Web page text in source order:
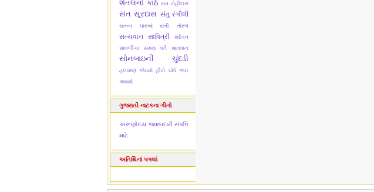
શેતલનો કાંઠે સંત રોહીદાસ
સંત સૂરદાસ સંતુ રંગીલી
સતના પારખાં સતી તોરલ
સત્યવાન સાવિત્રી
સદેવંત
સાવળીંગા
સમય વર્તે સાવધાન
સોનબાઇની ચુંદડી
હલામણ જેઠવો હીરો ઘોઘે જઇ
આવ્યો
ગુજરાતી નાટકના ગીતો
અરૂણોદય જવાબદારી સંપત્તિ
માટે
અતિથિનાં પગલાં